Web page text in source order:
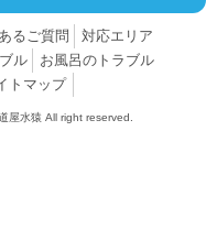
るご質問
対応エリア
ル
お風呂のトラブル
トマップ
屋水猿 All right reserved.